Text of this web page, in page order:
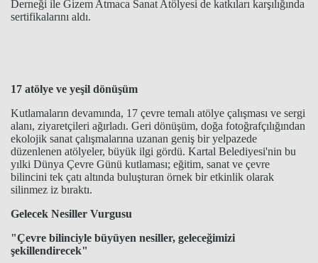
Derneği ile Gizem Atmaca Sanat Atölyesi de katkıları karşılığında
sertifikalarını aldı.
17 atölye ve yeşil dönüşüm
Kutlamaların devamında, 17 çevre temalı atölye çalışması ve sergi
alanı, ziyaretçileri ağırladı. Geri dönüşüm, doğa fotoğrafçılığından
ekolojik sanat çalışmalarına uzanan geniş bir yelpazede
düzenlenen atölyeler, büyük ilgi gördü. Kartal Belediyesi'nin bu
yılki Dünya Çevre Günü kutlaması; eğitim, sanat ve çevre
bilincini tek çatı altında buluşturan örnek bir etkinlik olarak
silinmez iz bıraktı.
Gelecek Nesiller Vurgusu
"Çevre bilinciyle büyüyen nesiller, geleceğimizi
şekillendirecek"